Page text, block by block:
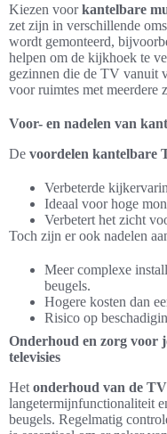
Kiezen voorkantelbare
zet zijn in verschillende
wordt gemonteerd,
helpen om de kijkhoek te
gezinnen die de TV vanuit
voor ruimtes met meerdere
Voor- en nadelen van
De voordelen kantelbare
Verbeterde
Ideaal voor hoge
Verbetert het zicht
Toch zijn er ook nadelen
Meer complexe
beugels.
Hogere kosten dan
Risico op
Onderhoud en zorg voor
televisies
Het onderhoud van de
langetermijnfunctionaliteit
beugels. Regelmatig